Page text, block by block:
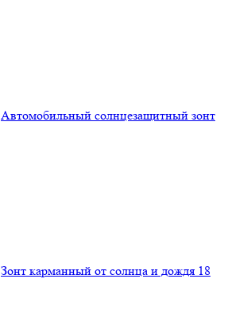
Автомобильный солнцезащитный зонт
Зонт карманный от солнца и дождя 18